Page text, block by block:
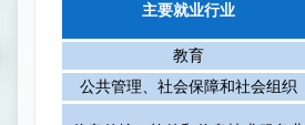
主要就业行业
教育
公共管理、社会保障和社会组织